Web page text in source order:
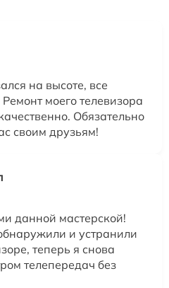
на высоте, все
моего телевизора
Обязательно
своим друзьям!
данной мастерской!
и устранили
теперь я снова
телепередач без